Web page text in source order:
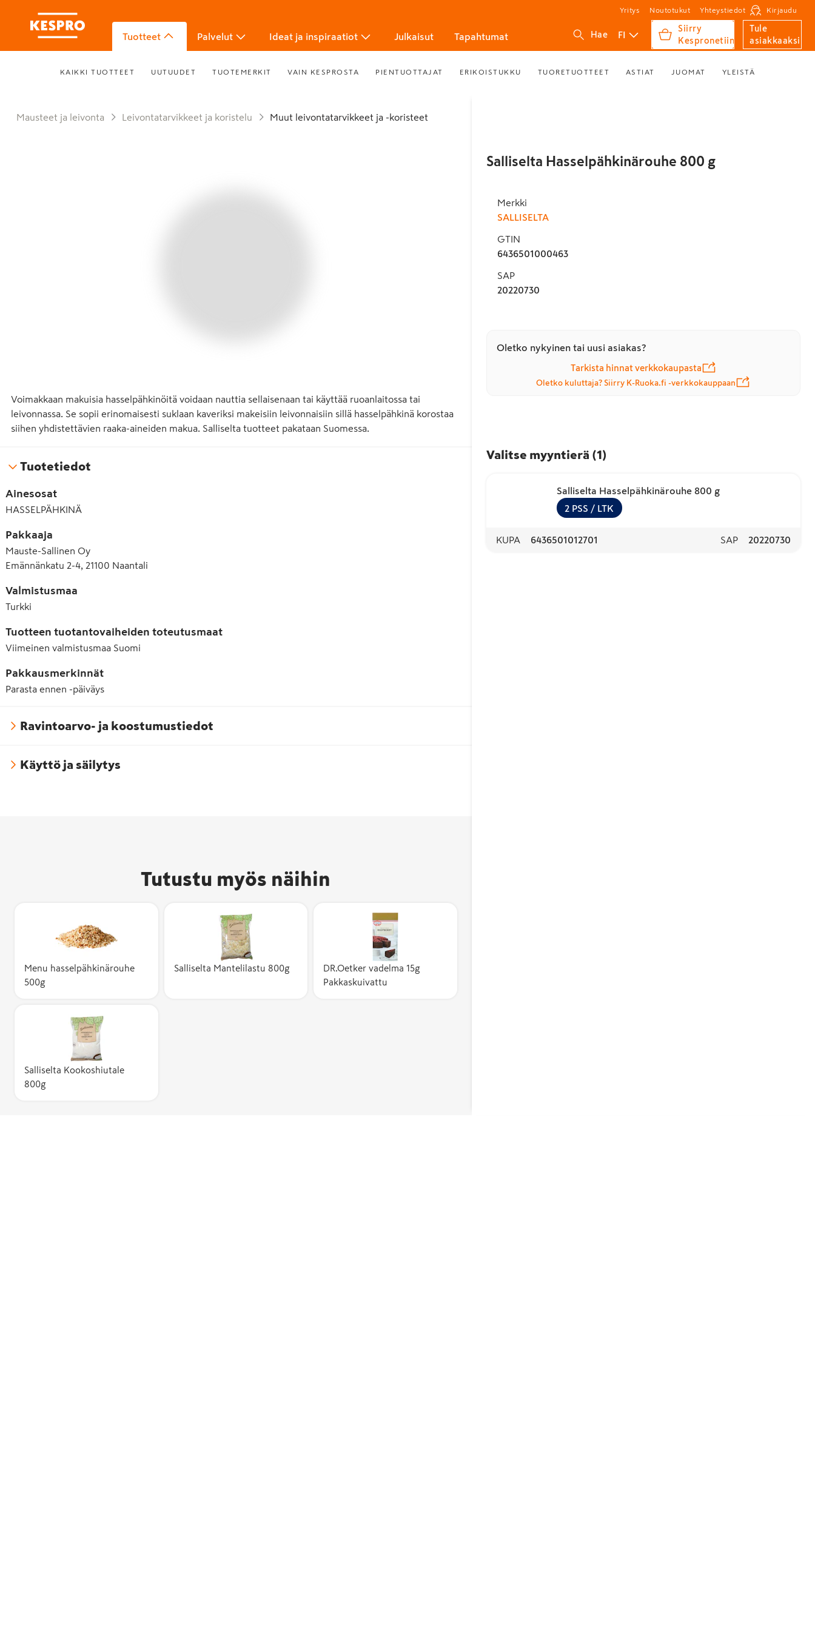
Yritys Noutotukut Yhteystiedot Kirjaudu
Tuotteet Palvelut Ideat ja inspiraatiot Julkaisut Tapahtumat Hae FI
Siirry
Kespronetiin
Tule
asiakkaaksi
KAIKKI TUOTTEET UUTUUDET TUOTEMERKIT VAIN KESPROSTA PIENTUOTTAJAT ERIKOISTUKKU TUORETUOTTEET ASTIAT JUOMAT YLEISTÄ
Mausteet ja leivonta Leivontatarvikkeet ja koristelu Muut leivontatarvikkeet ja -koristeet
Voimakkaan makuisia hasselpähkinöitä voidaan nauttia sellaisenaan tai käyttää ruoanlaitossa tai
leivonnassa. Se sopii erinomaisesti suklaan kaveriksi makeisiin leivonnaisiin sillä hasselpähkinä korostaa
siihen yhdistettävien raaka-aineiden makua. Salliselta tuotteet pakataan Suomessa.
Tuotetiedot
Ainesosat
HASSELPÄHKINÄ
Pakkaaja
Mauste-Sallinen Oy
Emännänkatu 2-4, 21100 Naantali
Valmistusmaa
Turkki
Tuotteen tuotantovaiheiden toteutusmaat
Viimeinen valmistusmaa Suomi
Pakkausmerkinnät
Parasta ennen -päiväys
Ravintoarvo- ja koostumustiedot
Käyttö ja säilytys
Tutustu myös näihin
Menu hasselpähkinärouhe
500g
Salliselta Mantelilastu 800g
DR.Oetker vadelma 15g
Pakkaskuivattu
Salliselta Kookoshiutale
800g
Salliselta Hasselpähkinärouhe 800 g
Merkki
SALLISELTA
GTIN
6436501000463
SAP
20220730
Oletko nykyinen tai uusi asiakas?
Tarkista hinnat verkkokaupasta
Oletko kuluttaja? Siirry K-Ruoka.fi -verkkokauppaan
Valitse myyntierä (1 )
Salliselta Hasselpähkinärouhe 800 g
2 PSS / LTK
KUPA 6436501012701 SAP 20220730